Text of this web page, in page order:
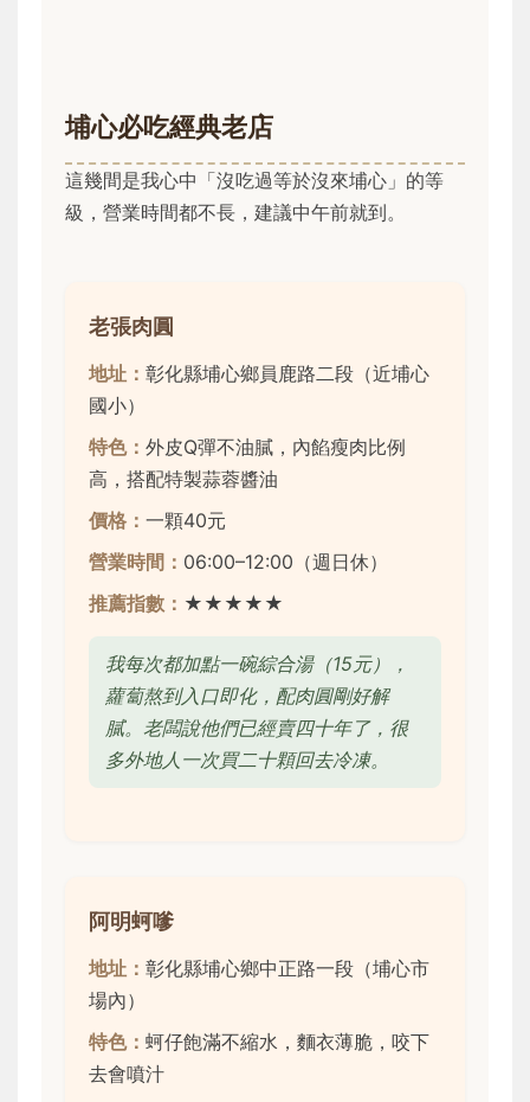
埔心必吃經典老店
這幾間是我心中「沒吃過等於沒來埔心」的等
級，營業時間都不長，建議中午前就到。
老張肉圓
地址： 彰化縣埔心鄉員鹿路二段（近埔心
國小）
特色： 外皮Q彈不油膩，內餡瘦肉比例
高，搭配特製蒜蓉醬油
價格： 一顆40元
營業時間： 06:00–12:00（週日休）
推薦指數： ★★★★★
我每次都加點一碗綜合湯（15元），
蘿蔔熬到入口即化，配肉圓剛好解
膩。老闆說他們已經賣四十年了，很
多外地人一次買二十顆回去冷凍。
阿明蚵嗲
地址： 彰化縣埔心鄉中正路一段（埔心市
場內）
特色： 蚵仔飽滿不縮水，麵衣薄脆，咬下
去會噴汁